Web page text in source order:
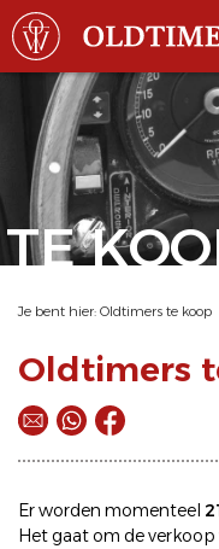
TE
Je bent hier: Oldtimers te koop
Oldtimers
Er worden momenteel
Het gaat om deverkoop